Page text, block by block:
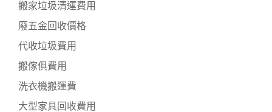
搬家垃圾清運費用
廢五金回收價格
代收垃圾費用
搬傢俱費用
洗衣機搬運費
大型家具回收費用